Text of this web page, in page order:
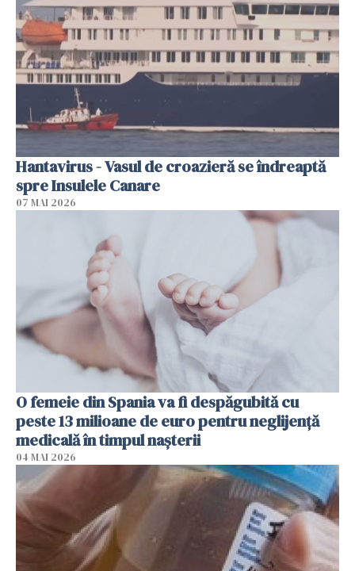
Hantavirus - Vasul de croazieră se îndreaptă
spre Insulele Canare
07 MAI 2026
O femeie din Spania va fi despăgubită cu
peste 13 milioane de euro pentru neglijenţă
medicală în timpul naşterii
04 MAI 2026